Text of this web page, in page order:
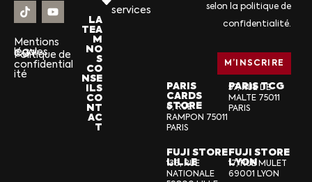
Mentions
légales
CGV
Politique de
confidential
ité
services
LA
TEA
M
NO
S
CO
NSE
ILS
CO
NT
AC
T
selon la politique de
confidentialité.
PARIS
CARDS
STORE
6, RUE
RAMPON 75011
PARIS
PARIS TCG
57, RUE DE
MALTE 75011
PARIS
FUJI STORE
LILLE
136, RUE
NATIONALE
FUJI STORE
LYON
17, RUE MULET
69001 LYON